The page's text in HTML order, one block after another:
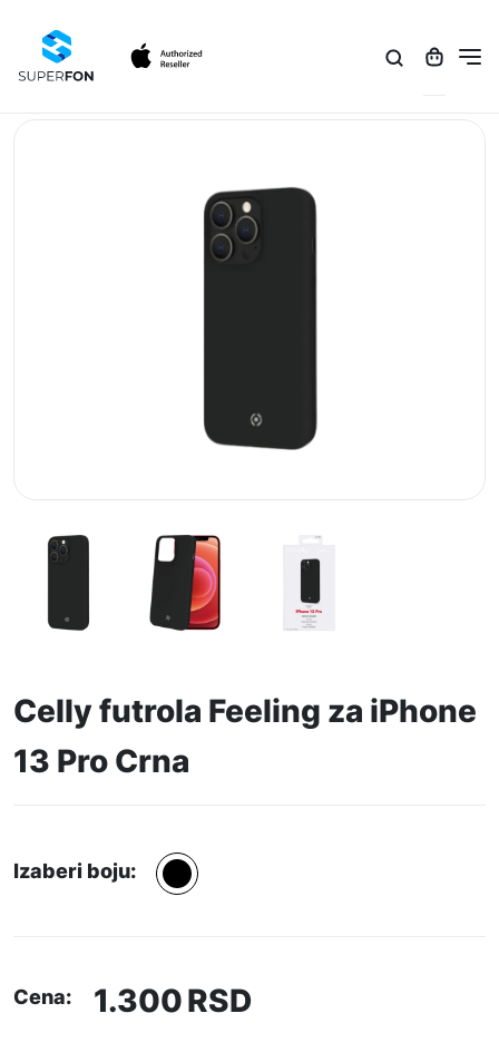
Celly futrola Feeling za iPhone
13 Pro Crna
Izaberi boju:
Cena: 1.300RSD